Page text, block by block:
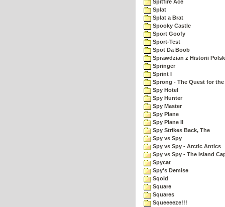
Spitfire Ace
Splat
Splat a Brat
Spooky Castle
Sport Goofy
Sport-Test
Spot Da Boob
Sprawdzian z Historii
Springer
Sprint I
Sprong - The Quest for
Spy Hotel
Spy Hunter
Spy Master
Spy Plane
Spy Plane II
Spy Strikes Back, The
Spy vs Spy
Spy vs Spy - Arctic Antics
Spy vs Spy - The Island
Spycat
Spy's Demise
Sqoid
Square
Squares
Squeeeeze!!!